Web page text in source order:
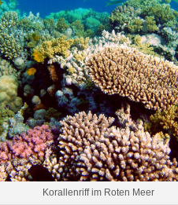
Korallenriff im Roten Meer